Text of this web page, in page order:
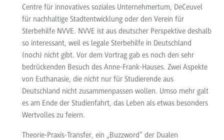
Centre für innovatives soziales Unternehmertum, DeCeuvel
für nachhaltige Stadtentwicklung oder den Verein für
Sterbehilfe NVVE. NVVE ist aus deutscher Perspektive deshalb
so interessant, weil es legale Sterbehilfe in Deutschland
(noch) nicht gibt. Vor dem Vortrag gab es noch den sehr
bedrückenden Besuch des Anne-Frank-Hauses. Zwei Aspekte
von Euthanasie, die nicht nur für Studierende aus
Deutschland nicht zusammenpassen wollen. Umso mehr galt
es am Ende der Studienfahrt, das Leben als etwas besonders
Wertvolles zu feiern.
Theorie-Praxis-Transfer, ein „Buzzword“ der Dualen